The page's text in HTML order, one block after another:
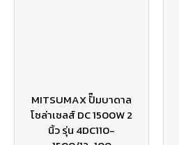
MITSUMAX ปั๊มบาดาล
โซล่าเซลส์ DC 1500W 2
นิ้ว รุ่น 4DC110-